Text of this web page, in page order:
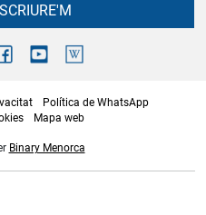
Política de WhatsApp
Mapa web
Binary Menorca